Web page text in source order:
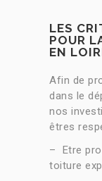
LES
POUR
EN
Afin de
dans le
nos
êtres
– Etre
toiture